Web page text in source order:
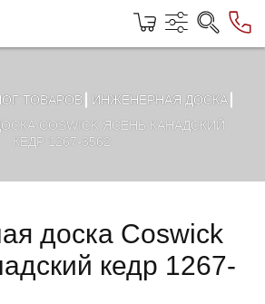
ТОВАРОВ
ИНЖЕНЕРНАЯ ДОСКА
COSWICK ЯСЕНЬ КАНАДСКИЙ
КЕДР 1267-3562
доска Coswick
кедр 1267-